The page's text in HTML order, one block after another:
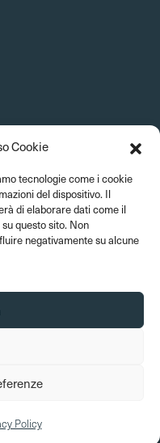
Cookie
tecnologie come i cookie
del dispositivo. Il
di elaborare dati come il
questo sito. Non
negativamente su alcune
Policy
i diritti sono riservati
Crediti